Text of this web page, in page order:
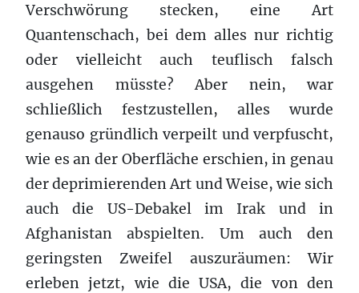
Verschwörung stecken, eine Art
Quantenschach, bei dem alles nur richtig
oder vielleicht auch teuflisch falsch
ausgehen müsste? Aber nein, war
schließlich festzustellen, alles wurde
genauso gründlich verpeilt und verpfuscht,
wie es an der Oberfläche erschien, in genau
der deprimierenden Art und Weise, wie sich
auch die US-Debakel im Irak und in
Afghanistan abspielten. Um auch den
geringsten Zweifel auszuräumen: Wir
erleben jetzt, wie die USA, die von den